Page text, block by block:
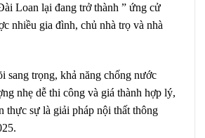
Loan lại đang trở thành ” ứng cử
nhiều gia đình, chủ nhà trọ và nhà
sang trọng, khả năng chống nước
nhẹ dễ thi công và giá thành hợp lý,
thực sự là giải pháp nội thất thông